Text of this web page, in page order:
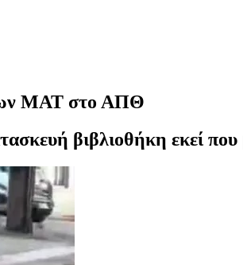
των ΜΑΤ στο ΑΠΘ
βιβλιοθήκη εκεί